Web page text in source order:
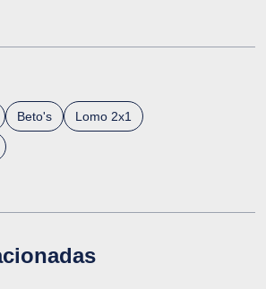
Beto's Lomo 2x1